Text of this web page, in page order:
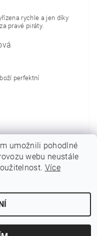
rychle a jen díky
pravé piráty.
perfektní
Zobrazit další hodnocení
práva vyhrazena
umožnili pohodlné
webu neustále
Více